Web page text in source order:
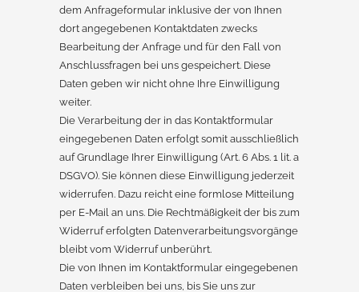
dem Anfrageformular inklusive der von Ihnen
dort angegebenen Kontaktdaten zwecks
Bearbeitung der Anfrage und für den Fall von
Anschlussfragen bei uns gespeichert. Diese
Daten geben wir nicht ohne Ihre Einwilligung
weiter.
Die Verarbeitung der in das Kontaktformular
eingegebenen Daten erfolgt somit ausschließlich
auf Grundlage Ihrer Einwilligung (Art. 6 Abs. 1 lit. a
DSGVO). Sie können diese Einwilligung jederzeit
widerrufen. Dazu reicht eine formlose Mitteilung
per E-Mail an uns. Die Rechtmäßigkeit der bis zum
Widerruf erfolgten Datenverarbeitungsvorgänge
bleibt vom Widerruf unberührt.
Die von Ihnen im Kontaktformular eingegebenen
Daten verbleiben bei uns, bis Sie uns zur